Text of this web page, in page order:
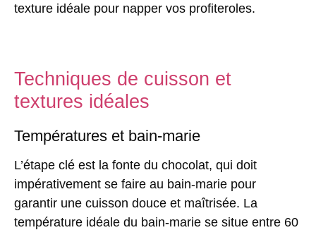
texture idéale pour napper vos profiteroles.
Techniques de cuisson et
textures idéales
Températures et bain-marie
L’étape clé est la fonte du chocolat, qui doit
impérativement se faire au bain-marie pour
garantir une cuisson douce et maîtrisée. La
température idéale du bain-marie se situe entre 60